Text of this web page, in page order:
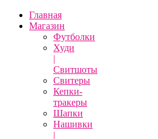
Главная
Магазин
Футболки
Худи
|
Свитшоты
Свитеры
Кепки-
тракеры
Шапки
Нашивки
|